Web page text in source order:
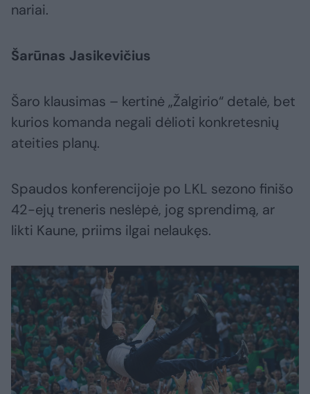
nariai.
Šarūnas Jasikevičius
Šaro klausimas – kertinė „Žalgirio“ detalė, bet
kurios komanda negali dėlioti konkretesnių
ateities planų.
Spaudos konferencijoje po LKL sezono finišo
42-ejų treneris neslėpė, jog sprendimą, ar
likti Kaune, priims ilgai nelaukęs.